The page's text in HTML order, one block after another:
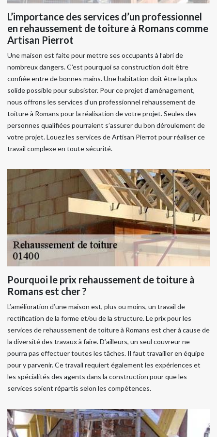
L’importance des services d’un professionnel
en rehaussement de toiture à Romans comme
Artisan Pierrot
Une maison est faite pour mettre ses occupants à l’abri de
nombreux dangers. C’est pourquoi sa construction doit être
confiée entre de bonnes mains. Une habitation doit être la plus
solide possible pour subsister. Pour ce projet d’aménagement,
nous offrons les services d’un professionnel rehaussement de
toiture à Romans pour la réalisation de votre projet. Seules des
personnes qualifiées pourraient s’assurer du bon déroulement de
votre projet. Louez les services de Artisan Pierrot pour réaliser ce
travail complexe en toute sécurité.
Pourquoi le prix rehaussement de toiture à
Romans est cher ?
L’amélioration d’une maison est, plus ou moins, un travail de
rectification de la forme et/ou de la structure. Le prix pour les
services de rehaussement de toiture à Romans est cher à cause de
la diversité des travaux à faire. D’ailleurs, un seul couvreur ne
pourra pas effectuer toutes les tâches. Il faut travailler en équipe
pour y parvenir. Ce travail requiert également les expériences et
les spécialités des agents dans la construction pour que les
services soient répartis selon les compétences.